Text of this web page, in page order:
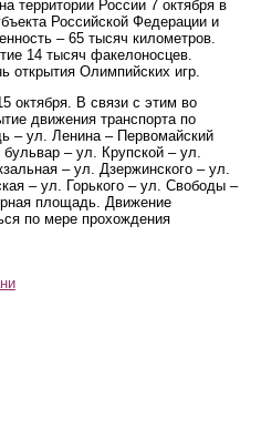
территории России 7 октября в
Российской Федерации и
– 65 тысяч километров.
14 тысяч факелоносцев.
Олимпийских игр.
октября. В связи с этим во
движения транспорта по
– ул. Ленина – Первомайский
– ул. Крупской – ул.
– ул. Дзержинского – ул.
– ул. Горького – ул. Свободы –
площадь. Движение
по мере прохождения